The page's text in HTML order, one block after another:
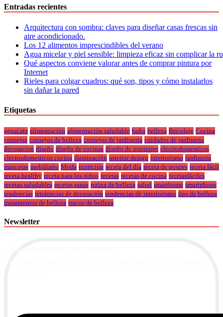
Entradas recientes
Arquitectura con sombra: claves para diseñar casas frescas sin
aire acondicionado.
Los 12 alimentos imprescindibles del verano
Agua micelar y piel sensible: limpieza eficaz sin complicar la
Qué aspectos conviene valorar antes de comprar pintura por
Internet
Rieles para colgar cuadros: qué son, tipos y cómo instalarlos
sin dañar la pared
Etiquetas
aguacate alimentación alimentación saludable baño belleza Bricolaje Cocina
consejos consejos de belleza consejos de jardineria cuidados de jardineria
decoracion diseño diseño de cocinas diseño de interiores electrodomesticos
electrodomesticos cocina iluminación interior design interiorismo jardineria
mascotas mobiliario Moda nutrición receta del día receta de postres receta fácil
receta healthy receta para los niños recetas recetas de cocina recetasfáciles
recetas saludables recetas sanas rutina de belleza salud smarthome smartphone
tendencias tendencias de decoración tendencias de interiorismo tips de belleza
tratamientos de belleza trucos de belleza
Newsletter